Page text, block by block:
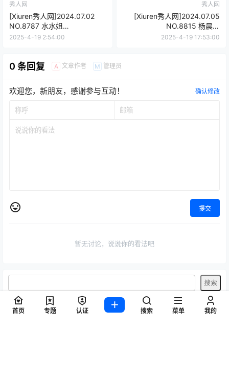
秀人网
[Xiuren秀人网]2024.07.02
NO.8787 水水姐
[78+1P/671MB]
2025-4-19 2:54:00
秀人网
[Xiuren秀人网]2024.07.05
NO.8815 杨晨晨
Yome[80+1P/645MB]
2025-4-19 17:53:00
0 条回复 A 文章作者 M 管理员
欢迎您，新朋友，感谢参与互动！ 确认修改
提交
暂无讨论，说说你的看法吧
标签
首页 专题 认证 搜索 菜单 我的